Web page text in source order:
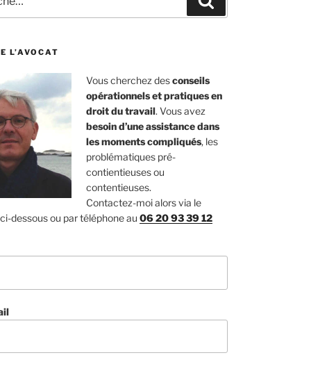
L’AVOCAT
Vous cherchez desconseils
opérationnels et pratiques en
droit du travail. Vous avez
besoin d’une assistance dans
les moments compliqués, les
problématiques pré-
contientieuses ou
contentieuses.
Contactez-moi alors via le
dessous ou par téléphone au 06 20 93 39 12